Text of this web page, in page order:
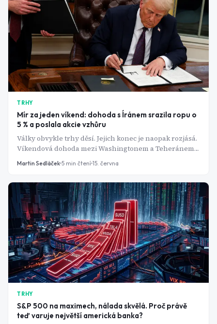
TRHY
Mír za jeden víkend: dohoda s Íránem srazila ropu o
5 % a poslala akcie vzhůru
Války obvykle trhy děsí. Jejich konec je naopak rozjásá.
Víkendová dohoda mezi Washingtonem a Teheránem
ukázala, jak rychle dokáže jediná zpráva přepsat
Martin Sedláček 5 min čtení 15. června
TRHY
S&P 500 na maximech, nálada skvělá. Proč právě
teď varuje největší americká banka?